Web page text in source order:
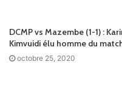
DCMP vs Mazembe (1-1) :
Kimvuidi élu homme du
octobre 25, 2020